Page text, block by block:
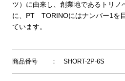
ツ）に由来し、創業地であるトリノ
に、PT TORINOにはナンバー1を
ています。
商品番号 ： SHORT-2P-6S